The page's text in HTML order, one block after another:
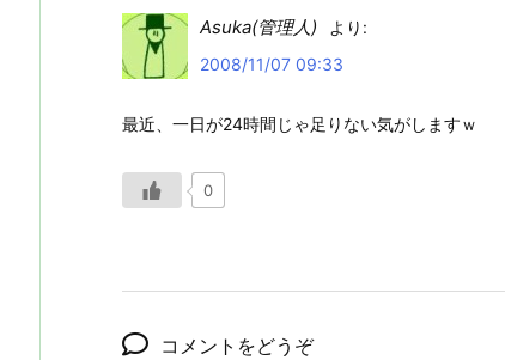
Asuka(管理人)
より:
2008/11/07 09:33
最近、一日が24時間じゃ足りない気がしますｗ
0
コメントをどうぞ